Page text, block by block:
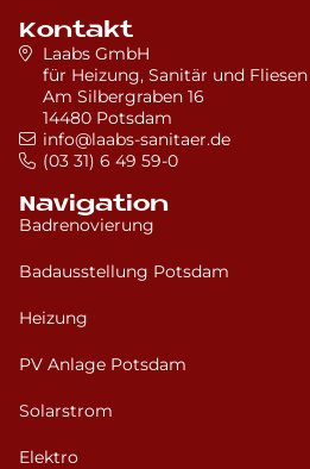
Kontakt
Laabs GmbH
für Heizung, Sanitär und Fliesen
Am Silbergraben 16
14480 Potsdam
info@laabs-sanitaer.de
(03 31) 6 49 59-0
Navigation
Badrenovierung
Badausstellung Potsdam
Heizung
PV Anlage Potsdam
Solarstrom
Elektro